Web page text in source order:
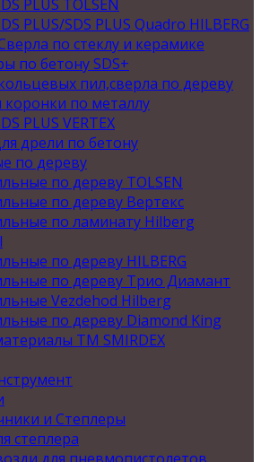
PLUS TOLSEN
PLUS/SDS PLUS Quadro HILBERG
по стеклу и керамике
по бетону SDS+
пил,сверла по дереву
коронки по металлу
PLUS VERTEX
дрели по бетону
по дереву
по дереву TOLSEN
по дереву Вертекс
по ламинату Hilberg
по дереву HILBERG
по дереву Трио Диамант
Vezdehod Hilberg
по дереву Diamond King
ТМ SMIRDEX
и Степлеры
степлера